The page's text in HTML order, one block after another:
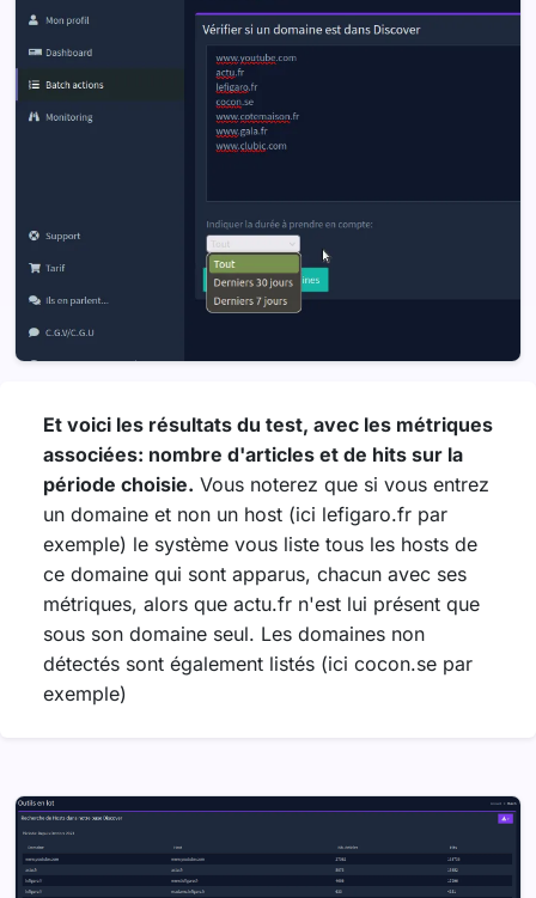
Et voici les résultats du test, avec les métriques
associées: nombre d'articles et de hits sur la
période choisie. Vous noterez que si vous entrez
un domaine et non un host (ici lefigaro.fr par
exemple) le système vous liste tous les hosts de
ce domaine qui sont apparus, chacun avec ses
métriques, alors que actu.fr n'est lui présent que
sous son domaine seul. Les domaines non
détectés sont également listés (ici cocon.se par
exemple)